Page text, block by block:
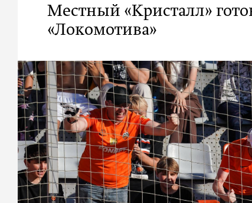
Местный «Кристалл»
«Локомотива»